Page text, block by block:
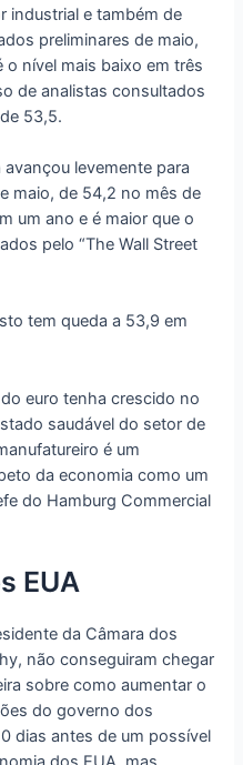
industrial e também de
preliminares de maio,
o nível mais baixo em três
de analistas consultados
53,5.
levemente para
maio, de 54,2 no mês de
um ano e é maior que o
pelo “The Wall Street
tem queda a 53,9 em
euro tenha crescido no
saudável do setor de
é um
da economia como um
do Hamburg Commercial
EUA
da Câmara dos
não conseguiram chegar
sobre como aumentar o
do governo dos
dias antes de um possível